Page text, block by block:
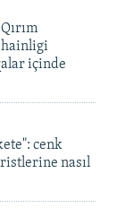
hainligi
içinde
cenk
nasıl